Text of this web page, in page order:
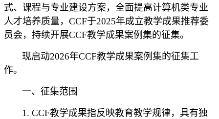
式、课程与专业建设方案，全面提高计算机类专业
人才培养质量， CCF于2025年成立教学成果推荐委
员会，持续开展CCF教学成果案例集的征集。
现启动2026年CCF教学成果案例集的征集工
作。
一、征集范围
1. CCF教学成果指反映教育教学规律，具有独